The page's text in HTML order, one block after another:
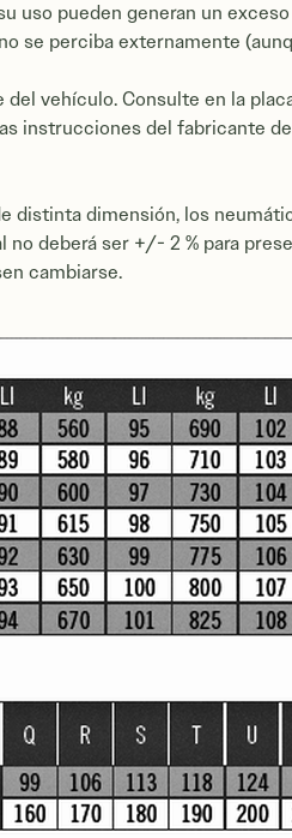
uso pueden generan un
se perciba externamente
vehículo. Consulte en la
instrucciones del fabricante
dimensión, los
deberá ser +/- 2 % para
cambiarse.